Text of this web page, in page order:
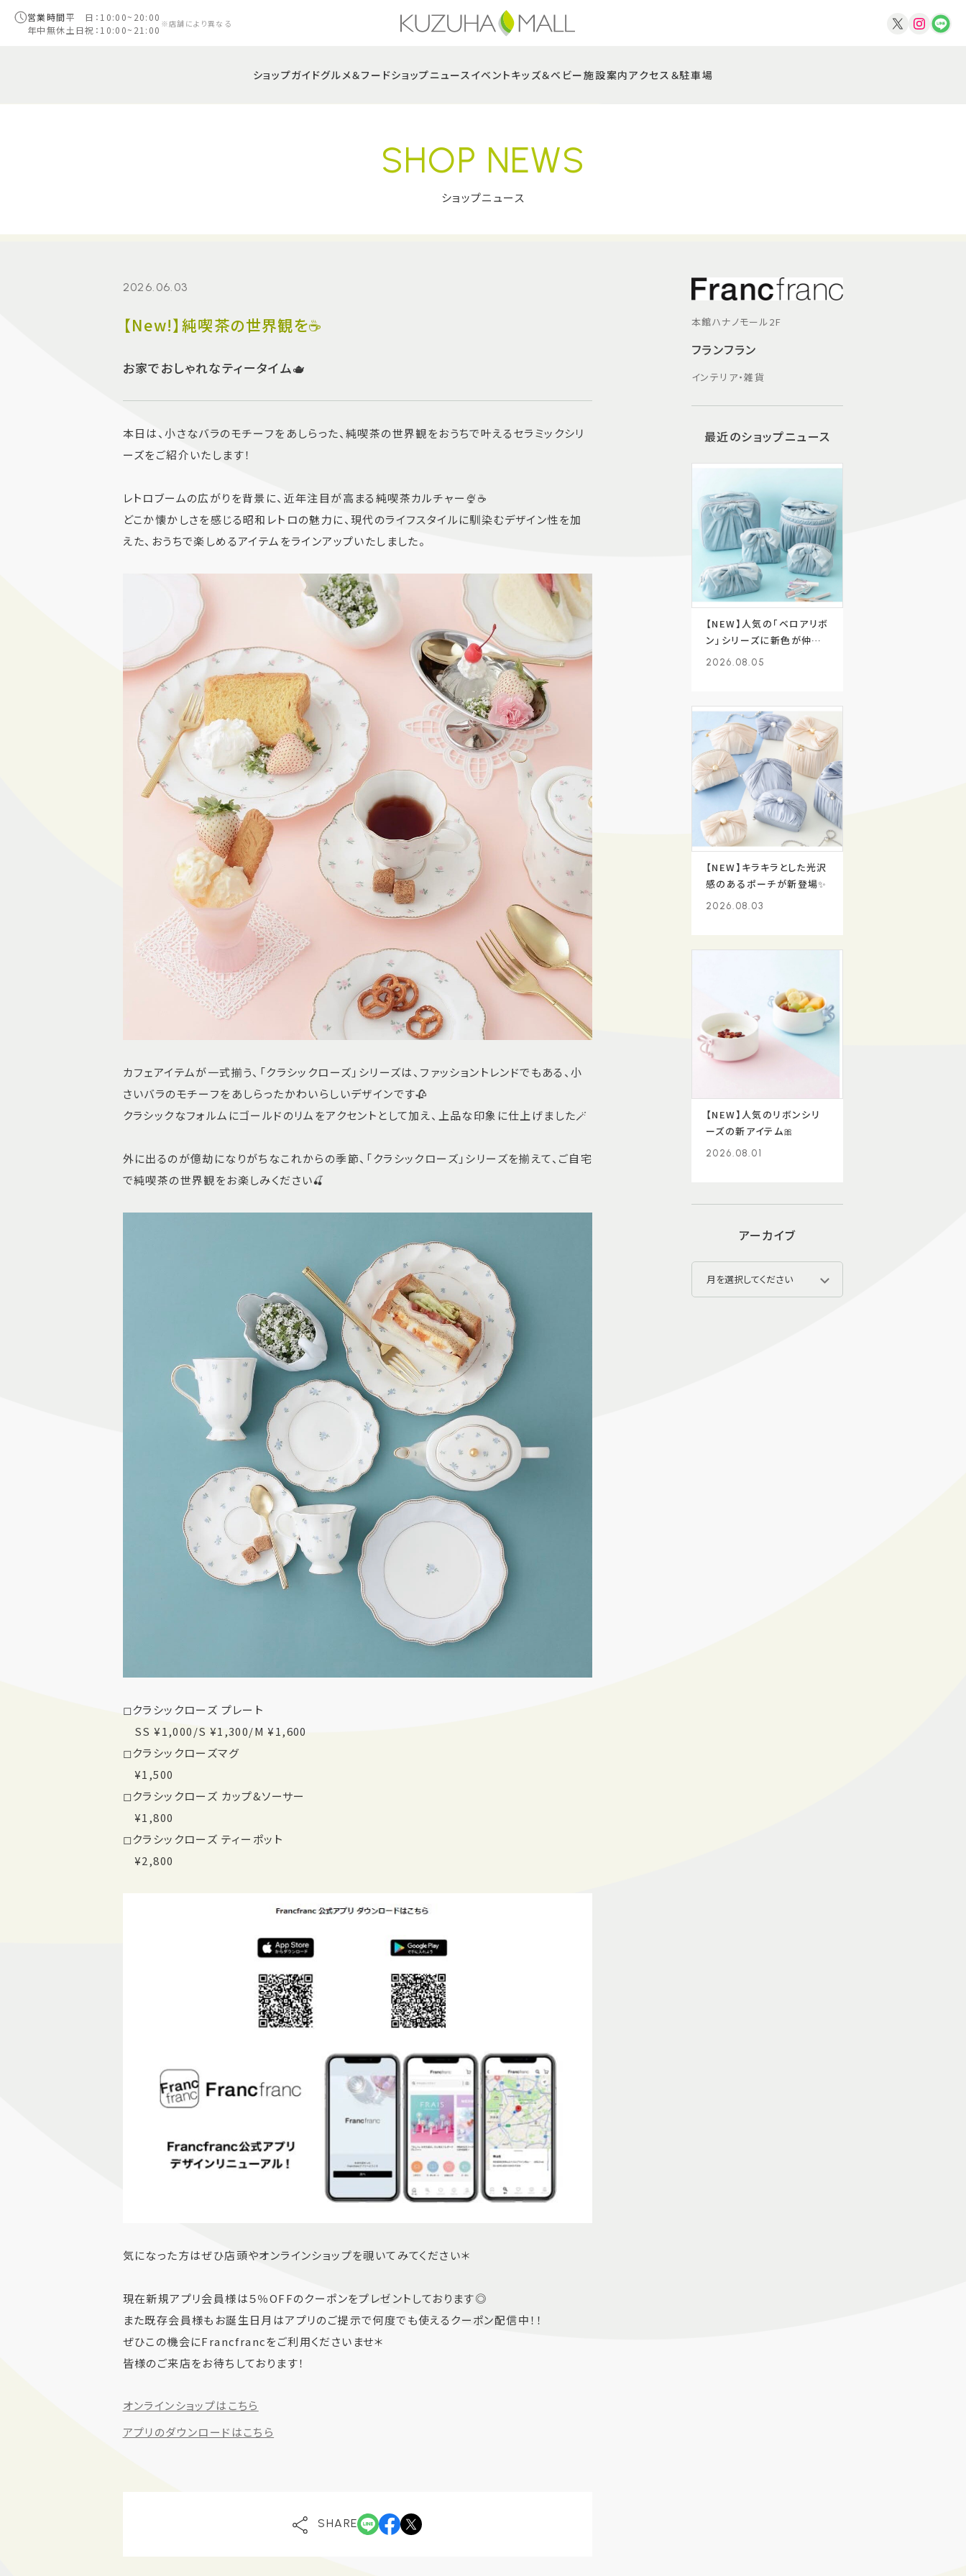
営業時間平 日：10:00~20:00
年中無休土日祝：10:00~21:00 ※店舗により異なる
ショップガイドグルメ＆フードショップニュース イベントキッズ＆ベビー施設案内アクセス＆駐車場
SHOP NEWS
ショップニュース
本館ハナノモール2F
フランフラン
インテリア・雑貨
2026.06.03
【New!】純喫茶の世界観を☕️
お家でおしゃれなティータイム🫖
本日は、小さなバラのモチーフをあしらった、純喫茶の世界観をおうちで叶えるセラミックシリ
ーズをご紹介いたします！
レトロブームの広がりを背景に、近年注目が高まる純喫茶カルチャー🍨☕️
どこか懐かしさを感じる昭和レトロの魅力に、現代のライフスタイルに馴染むデザイン性を加
えた、おうちで楽しめるアイテムをラインアップいたしました。
カフェアイテムが一式揃う、「クラシックローズ」シリーズは、ファッショントレンドでもある、小
さいバラのモチーフをあしらったかわいらしいデザインです🥀
クラシックなフォルムにゴールドのリムをアクセントとして加え、上品な印象に仕上げました🪄
外に出るのが億劫になりがちなこれからの季節、「クラシックローズ」シリーズを揃えて、ご自宅
で純喫茶の世界観をお楽しみください🍒
◻︎クラシックローズ プレート
SS ¥1,000/S ¥1,300/M ¥1,600
◻︎クラシックローズマグ
¥1,500
◻︎クラシックローズ カップ&ソーサー
¥1,800
◻︎クラシックローズ ティーポット
¥2,800
気になった方はぜひ店頭やオンラインショップを覗いてみてください＊
現在新規アプリ会員様は５％OFFのクーポンをプレゼントしております◎
また既存会員様もお誕生日月はアプリのご提示で何度でも使えるクーポン配信中！！
ぜひこの機会にFrancfrancをご利用くださいませ＊
皆様のご来店をお待ちしております！
オンラインショップはこちら
アプリのダウンロードはこちら
SHARE
最近のショップニュース
【NEW】人気の「ベロアリボ
ン」シリーズに新色が仲間
入り🩵
2026.08.05
【NEW】キラキラとした光沢
感のあるポーチが新登場✨
2026.08.03
【NEW】人気のリボンシリ
ーズの新アイテム🎀
2026.08.01
アーカイブ